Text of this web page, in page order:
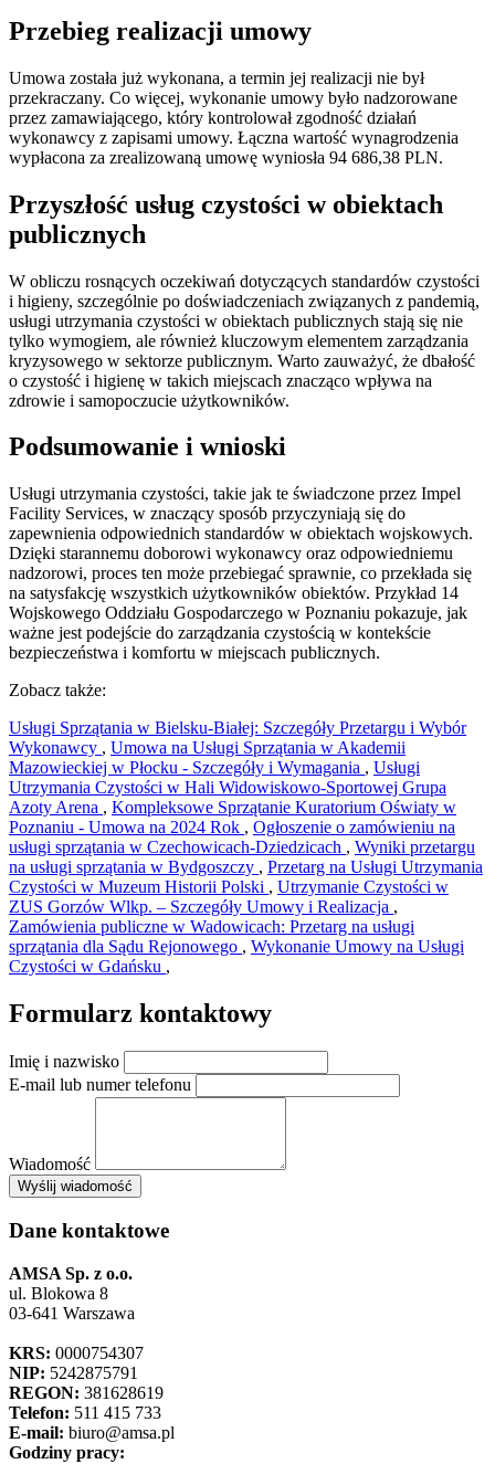
Przebieg realizacji umowy
Umowa została już wykonana, a termin jej realizacji nie był
przekraczany. Co więcej, wykonanie umowy było nadzorowane
przez zamawiającego, który kontrolował zgodność działań
wykonawcy z zapisami umowy. Łączna wartość wynagrodzenia
wypłacona za zrealizowaną umowę wyniosła 94 686,38 PLN.
Przyszłość usług czystości w obiektach
publicznych
W obliczu rosnących oczekiwań dotyczących standardów czystości
i higieny, szczególnie po doświadczeniach związanych z pandemią,
usługi utrzymania czystości w obiektach publicznych stają się nie
tylko wymogiem, ale również kluczowym elementem zarządzania
kryzysowego w sektorze publicznym. Warto zauważyć, że dbałość
o czystość i higienę w takich miejscach znacząco wpływa na
zdrowie i samopoczucie użytkowników.
Podsumowanie i wnioski
Usługi utrzymania czystości, takie jak te świadczone przez Impel
Facility Services, w znaczący sposób przyczyniają się do
zapewnienia odpowiednich standardów w obiektach wojskowych.
Dzięki starannemu doborowi wykonawcy oraz odpowiedniemu
nadzorowi, proces ten może przebiegać sprawnie, co przekłada się
na satysfakcję wszystkich użytkowników obiektów. Przykład 14
Wojskowego Oddziału Gospodarczego w Poznaniu pokazuje, jak
ważne jest podejście do zarządzania czystością w kontekście
bezpieczeństwa i komfortu w miejscach publicznych.
Zobacz także:
Usługi Sprzątania w Bielsku-Białej: Szczegóły Przetargu i Wybór
Wykonawcy , Umowa na Usługi Sprzątania w Akademii
Mazowieckiej w Płocku - Szczegóły i Wymagania , Usługi
Utrzymania Czystości w Hali Widowiskowo-Sportowej Grupa
Azoty Arena , Kompleksowe Sprzątanie Kuratorium Oświaty w
Poznaniu - Umowa na 2024 Rok , Ogłoszenie o zamówieniu na
usługi sprzątania w Czechowicach-Dziedzicach , Wyniki przetargu
na usługi sprzątania w Bydgoszczy , Przetarg na Usługi Utrzymania
Czystości w Muzeum Historii Polski , Utrzymanie Czystości w
ZUS Gorzów Wlkp. – Szczegóły Umowy i Realizacja ,
Zamówienia publiczne w Wadowicach: Przetarg na usługi
sprzątania dla Sądu Rejonowego , Wykonanie Umowy na Usługi
Czystości w Gdańsku ,
Formularz kontaktowy
Imię i nazwisko
E-mail lub numer telefonu
Wiadomość
Wyślij wiadomośćAMSA Sp. z o.o. - ul. Blokowa 8, Warszawa
+
−
Dane kontaktowe
AMSA Sp. z o.o.
ul. Blokowa 8
03-641 Warszawa
KRS: 0000754307
NIP: 5242875791
REGON: 381628619
Telefon: 511 415 733
E-mail: biuro@amsa.pl
Godziny pracy: